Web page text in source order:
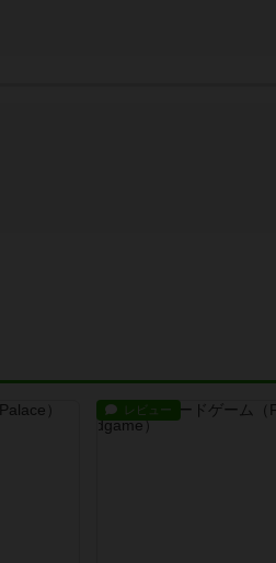
レビュー